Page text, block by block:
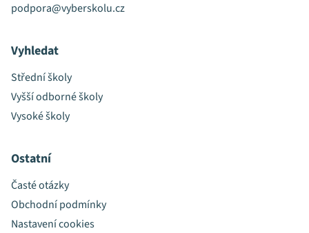
podpora@vyberskolu.cz
Vyhledat
Střední školy
Vyšší odborné školy
Vysoké školy
Ostatní
Časté otázky
Obchodní podmínky
Nastavení cookies